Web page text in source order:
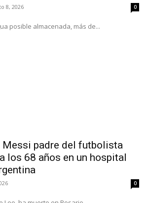
8, 2026 0
posible almacenada, más de...
Messi padre del futbolista
los 68 años en un hospital
0